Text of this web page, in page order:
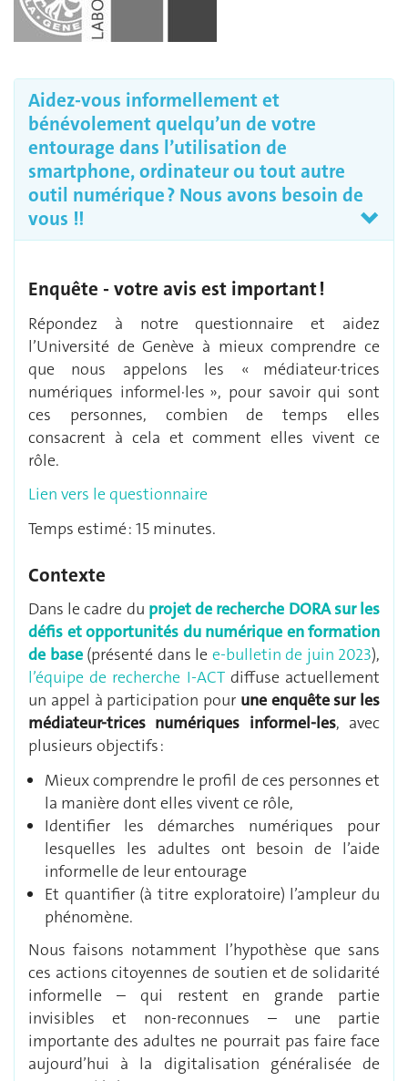
Aidez-vous informellement et
bénévolement quelqu’un de votre
entourage dans l’utilisation de
smartphone, ordinateur ou tout autre
outil numérique ? Nous avons besoin de
vous !!
Enquête - votre avis est important !
Répondez à notre questionnaire et aidez
l’Université de Genève à mieux comprendre ce
que nous appelons les « médiateur·trices
numériques informel·les », pour savoir qui sont
ces personnes, combien de temps elles
consacrent à cela et comment elles vivent ce
rôle.
Lien vers le questionnaire
Temps estimé : 15 minutes.
Contexte
Dans le cadre du projet de recherche DORA sur les
défis et opportunités du numérique en formation
de base(présenté dans le e-bulletin de juin 2023),
l’équipe de recherche I-ACTdiffuse actuellement
un appel à participation pour une enquête sur les
médiateur-trices numériques informel-les, avec
plusieurs objectifs :
Mieux comprendre le profil de ces personnes et
la manière dont elles vivent ce rôle,
Identifier les démarches numériques pour
lesquelles les adultes ont besoin de l’aide
informelle de leur entourage
Et quantifier (à titre exploratoire) l’ampleur du
phénomène.
Nous faisons notamment l’hypothèse que sans
ces actions citoyennes de soutien et de solidarité
informelle – qui restent en grande partie
invisibles et non-reconnues – une partie
importante des adultes ne pourrait pas faire face
aujourd’hui à la digitalisation généralisée de